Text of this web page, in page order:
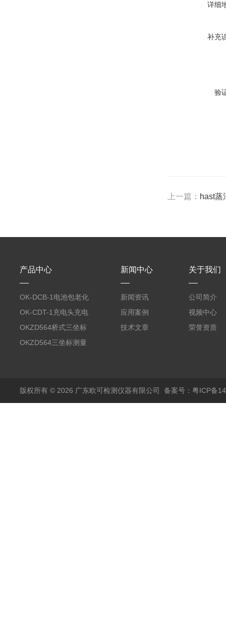
详细
补充
验
上一篇： hast蒸
产品中心
OK-DCB-1电池包老化
测试系统
OK-CDT-1充电头充电
宝测试系统
OKZD564桥式三坐标
测量仪
OKZD564三坐标测量
新闻中心
新闻资讯
应用案例
技术文章
关于我们
公司简介
视频中心
荣誉资质
版权所有 © 2026 广东欧可检测仪器有限公司 备案号：粤ICP备